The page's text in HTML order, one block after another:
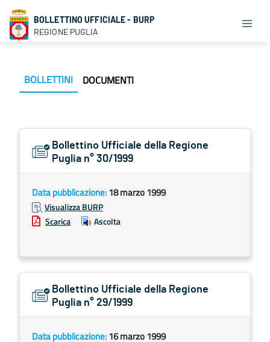
BOLLETTINO UFFICIALE - BURP
REGIONE PUGLIA
BOLLETTINI DOCUMENTI
Bollettino Ufficiale della Regione
Puglia n° 30/1999
Data pubblicazione:18 marzo 1999
Visualizza BURP
Scarica
Ascolta
Bollettino Ufficiale della Regione
Puglia n° 29/1999
Data pubblicazione:16 marzo 1999